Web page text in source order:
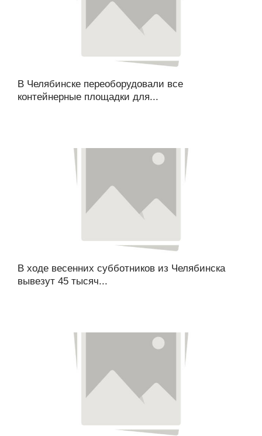
В Челябинске переоборудовали все
контейнерные площадки для...
В ходе весенних субботников из Челябинска
вывезут 45 тысяч...